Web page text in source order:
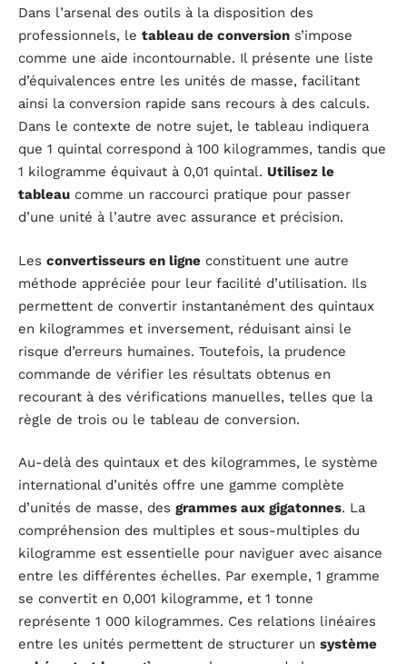
Dans l’arsenal des outils à la disposition des
professionnels, le tableau de conversion s’impose
comme une aide incontournable. Il présente une liste
d’équivalences entre les unités de masse, facilitant
ainsi la conversion rapide sans recours à des calculs.
Dans le contexte de notre sujet, le tableau indiquera
que 1 quintal correspond à 100 kilogrammes, tandis que
1 kilogramme équivaut à 0,01 quintal. Utilisez le
tableau comme un raccourci pratique pour passer
d’une unité à l’autre avec assurance et précision.
Les convertisseurs en ligne constituent une autre
méthode appréciée pour leur facilité d’utilisation. Ils
permettent de convertir instantanément des quintaux
en kilogrammes et inversement, réduisant ainsi le
risque d’erreurs humaines. Toutefois, la prudence
commande de vérifier les résultats obtenus en
recourant à des vérifications manuelles, telles que la
règle de trois ou le tableau de conversion.
Au-delà des quintaux et des kilogrammes, le système
international d’unités offre une gamme complète
d’unités de masse, des grammes aux gigatonnes. La
compréhension des multiples et sous-multiples du
kilogramme est essentielle pour naviguer avec aisance
entre les différentes échelles. Par exemple, 1 gramme
se convertit en 0,001 kilogramme, et 1 tonne
représente 1 000 kilogrammes. Ces relations linéaires
entre les unités permettent de structurer un système